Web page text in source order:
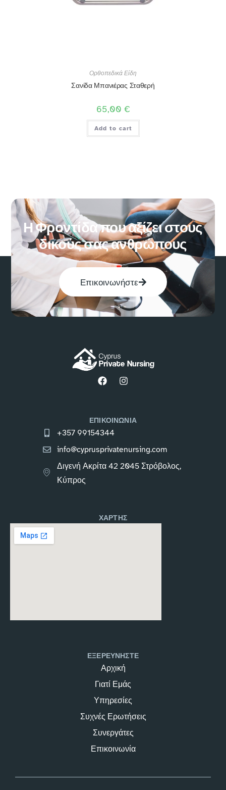
Ορθοπεδικά Είδη
Σανίδα Μπανιέρας Σταθερή
65,00 €
Add to cart
Η Φροντίδα που αξίζει στους
δικούς σας ανθρώπους
Επικοινωνήστε
ΕΠΙΚΟΙΝΩΝΙΑ
+357 99154344
info@cyprusprivatenursing.com
Διγενή Ακρίτα 42 2045 Στρόβολος,
Κύπρος
ΧΑΡΤΗΣ
ΕΞΕΡΕΥΝΗΣΤΕ
Αρχική
Γιατί Εμάς
Υπηρεσίες
Συχνές Ερωτήσεις
Συνεργάτες
Επικοινωνία